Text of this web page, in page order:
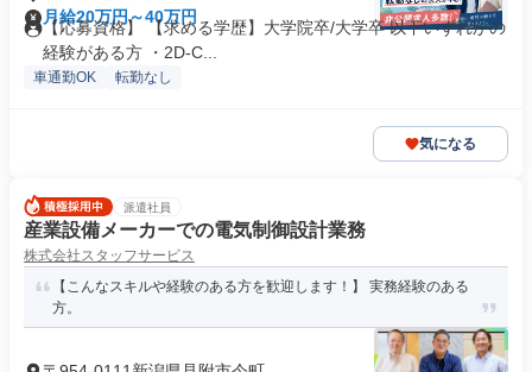
月給20万円～40万円
【応募資格】 【求める学歴】大学院卒/大学卒 以下いずれかの
経験がある方 ・2D-C...
車通勤OK 転勤なし
気になる
派遣社員
産業設備メーカーでの電気制御設計業務
株式会社スタッフサービス
【こんなスキルや経験のある方を歓迎します！】 実務経験のある
方。